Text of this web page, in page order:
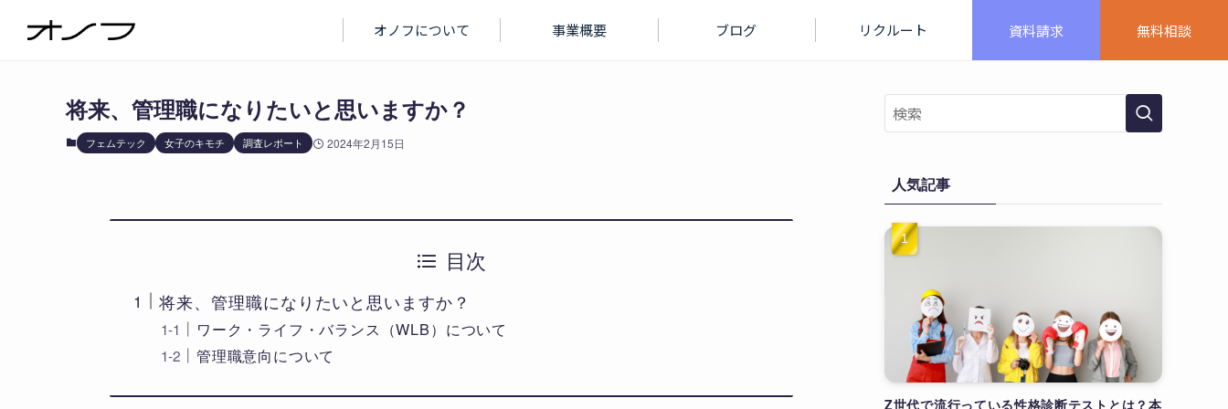
オノフについて 事業概要 ブログ リクルート 資料請求 無料相談
将来、管理職になりたいと思いますか？​
フェムテック 女子のキモチ 調査レポート 2024年2月15日
目次
将来、管理職になりたいと思いますか？​
ワーク・ライフ・バランス（WLB）について
管理職意向について
人気記事
Z世代で流行っている性格診断テストとは？本